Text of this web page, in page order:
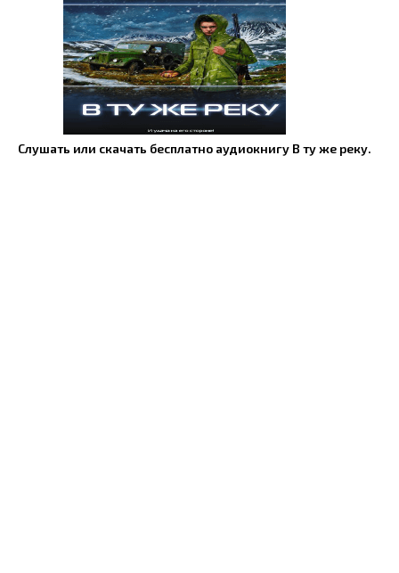
Слушать или скачать бесплатно аудиокнигу В ту же реку.